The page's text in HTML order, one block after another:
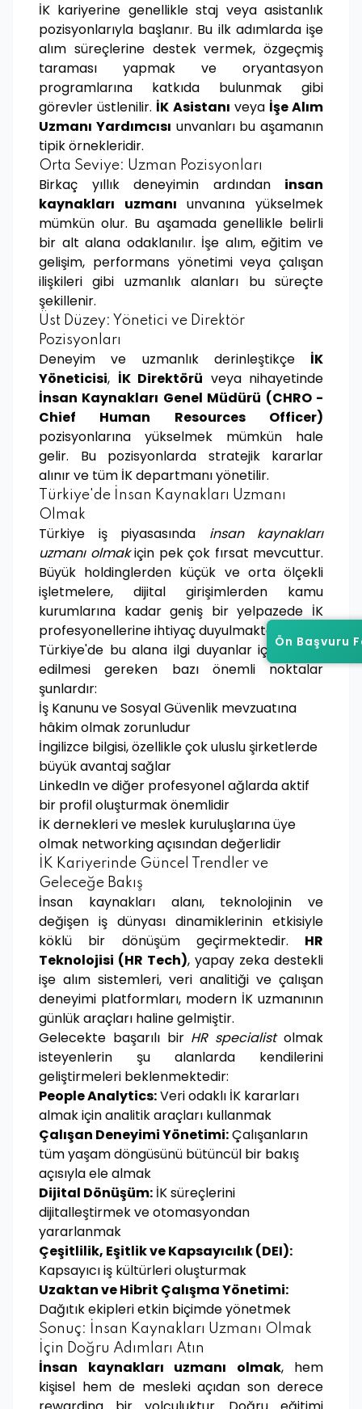
Ön Başvuru
İK kariyerine genellikle staj veya asistanlık
pozisyonlarıyla başlanır. Bu ilk adımlarda işe
alım süreçlerine destek vermek, özgeçmiş
taraması yapmak ve oryantasyon
programlarına katkıda bulunmak gibi
görevler üstlenilir. İK Asistanı veya İşe Alım
Uzmanı Yardımcısı unvanları bu aşamanın
tipik örnekleridir.
Orta Seviye: Uzman Pozisyonları
Birkaç yıllık deneyimin ardından insan
kaynakları uzmanı unvanına yükselmek
mümkün olur. Bu aşamada genellikle belirli
bir alt alana odaklanılır. İşe alım, eğitim ve
gelişim, performans yönetimi veya çalışan
ilişkileri gibi uzmanlık alanları bu süreçte
şekillenir.
Üst Düzey: Yönetici ve Direktör
Pozisyonları
Deneyim ve uzmanlık derinleştikçe İK
Yöneticisi, İK Direktörü veya nihayetinde
İnsan Kaynakları Genel Müdürü (CHRO -
Chief Human Resources Officer)
pozisyonlarına yükselmek mümkün hale
gelir. Bu pozisyonlarda stratejik kararlar
alınır ve tüm İK departmanı yönetilir.
Türkiye'de İnsan Kaynakları Uzmanı
Olmak
Türkiye iş piyasasında insan kaynakları
uzmanı olmakiçin pek çok fırsat mevcuttur.
Büyük holdinglerden küçük ve orta ölçekli
işletmelere, dijital girişimlerden kamu
kurumlarına kadar geniş bir yelpazede İK
profesyonellerine ihtiyaç duyulmaktadır.
Türkiye'de bu alana ilgi duyanlar için dikkat
edilmesi gereken bazı önemli noktalar
şunlardır:
İş Kanunu ve Sosyal Güvenlik mevzuatına
hâkim olmak zorunludur
İngilizce bilgisi, özellikle çok uluslu şirketlerde
büyük avantaj sağlar
LinkedIn ve diğer profesyonel ağlarda aktif
bir profil oluşturmak önemlidir
İK dernekleri ve meslek kuruluşlarına üye
olmak networking açısından değerlidir
İK Kariyerinde Güncel Trendler ve
Geleceğe Bakış
İnsan kaynakları alanı, teknolojinin ve
değişen iş dünyası dinamiklerinin etkisiyle
köklü bir dönüşüm geçirmektedir. HR
Teknolojisi (HR Tech), yapay zeka destekli
işe alım sistemleri, veri analitiği ve çalışan
deneyimi platformları, modern İK uzmanının
günlük araçları haline gelmiştir.
Gelecekte başarılı bir HR specialistolmak
isteyenlerin şu alanlarda kendilerini
geliştirmeleri beklenmektedir:
People Analytics:Veri odaklı İK kararları
almak için analitik araçları kullanmak
Çalışan Deneyimi Yönetimi:Çalışanların
tüm yaşam döngüsünü bütüncül bir bakış
açısıyla ele almak
Dijital Dönüşüm: İK süreçlerini
dijitalleştirmek ve otomasyondan
yararlanmak
Çeşitlilik, Eşitlik ve Kapsayıcılık (DEI):
Kapsayıcı iş kültürleri oluşturmak
Uzaktan ve Hibrit Çalışma Yönetimi:
Dağıtık ekipleri etkin biçimde yönetmek
Sonuç: İnsan Kaynakları Uzmanı Olmak
İçin Doğru Adımları Atın
İnsan kaynakları uzmanı olmak, hem
kişisel hem de mesleki açıdan son derece
Ön Başvuru